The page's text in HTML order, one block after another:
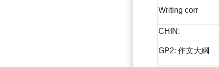
Writing corr
CHIN:
GP2: 作文大綱